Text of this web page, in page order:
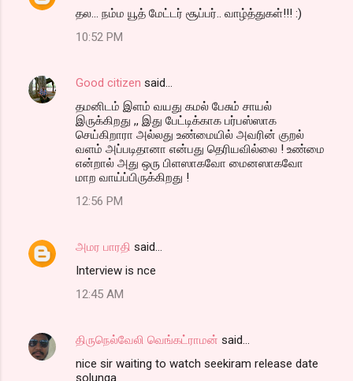
தல... நம்ம யூத் மேட்டர் சூப்பர்.. வாழ்த்துகள்!!! :)
10:52 PM
Good citizen said…
தமனிடம் இளம் வயது கமல் பேசும் சாயல்
இருக்கிறது ,, இது பேட்டிக்காக பர்பஸ்ஸாக
செய்கிறாரா அல்லது உண்மையில் அவரின் குறல்
வளம் அப்படிதானா என்பது தெரியவில்லை ! உண்மை
என்றால் அது ஒரு பிளஸாகவோ மைனஸாகவோ
மாற வாய்ப்பிருக்கிறது !
12:56 PM
அமர பாரதி said…
Interview is nce
12:45 AM
திருநெல்வேலி வெங்கட்ராமன் said…
nice sir waiting to watch seekiram release date
solunga